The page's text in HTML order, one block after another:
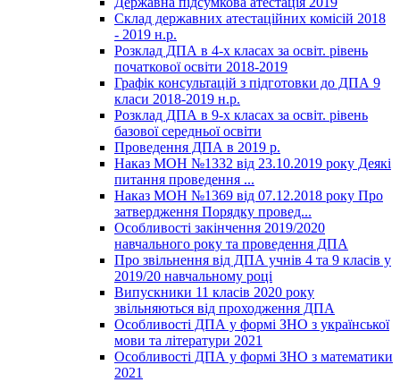
Склад державних атестаційних комісій 2018
- 2019 н.р.
Розклад ДПА в 4-х класах за освіт. рівень
початкової освіти 2018-2019
Графік консультацій з підготовки до ДПА 9
класи 2018-2019 н.р.
Розклад ДПА в 9-х класах за освіт. рівень
базової середньої освіти
Проведення ДПА в 2019 р.
Наказ МОН №1332 від 23.10.2019 року Деякі
питання проведення ...
Наказ МОН №1369 від 07.12.2018 року Про
затвердження Порядку провед...
Особливості закінчення 2019/2020
навчального року та проведення ДПА
Про звільнення від ДПА учнів 4 та 9 класів у
2019/20 навчальному році
Випускники 11 класів 2020 року
звільняються від проходження ДПА
Особливості ДПА у формі ЗНО з української
мови та літератури 2021
Особливості ДПА у формі ЗНО з математики
2021